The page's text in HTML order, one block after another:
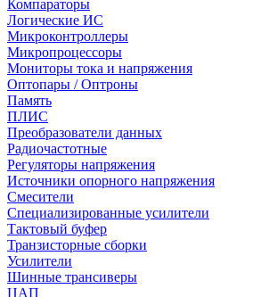
Компараторы
Логические ИС
Микроконтроллеры
Микропроцессоры
Мониторы тока и напряжения
Оптопары / Оптроны
Память
ПЛИС
Преобразователи данных
Радиочастотные
Регуляторы напряжения
Источники опорного напряжения
Смесители
Специализированные усилители
Тактовый буфер
Транзисторные сборки
Усилители
Шинные трансиверы
ЦАП